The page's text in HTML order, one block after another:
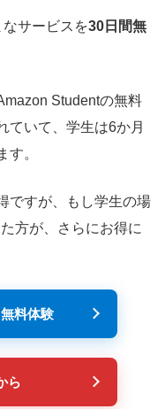
サービスを30日間無
Studentの無料
ていて、学生は6か月
す。
ですが、もし学生の場
方が、さらにお得に
料体験
ら